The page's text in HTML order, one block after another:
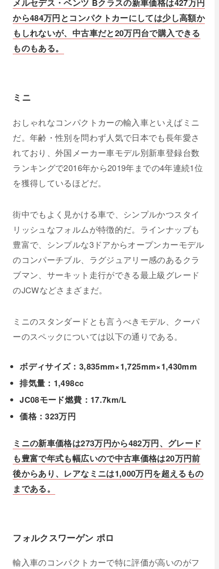
メルセデス・ベンツ Bクラスの新車価格は427万円
から484万円とコンパクトカーにしては少し高額か
もしれないが、中古車だと20万円台で購入できる
ものもある。
ミニ
おしゃれなコンパクトカーの輸入車といえばミニ
だ。年齢・性別を問わず人気で日本でも長年愛さ
れており、外国メーカー車モデル別新車登録台数
ランキングで2016年から2019年までの4年連続1位
を獲得しているほどだ。
街中でもよく見かける車で、シンプルかつスタイ
リッシュなフォルムが特徴的だ。ラインナップも
豊富で、シンプルな3ドアからオープンカーモデル
のコンパーチブル、ラグジュアリー感のあるクラ
ブマン、サーキット走行ができる最上級グレード
のJCWなどさまざまだ。
ミニのスタンダードとも言うべきモデル、クーパ
ーのスペックについては以下の通りである。
ボディサイズ：3,835mm×1,725mm×1,430mm
排気量：1,498cc
JC08モード燃費：17.7km/L
価格：323万円
ミニの新車価格は273万円から482万円、グレード
も豊富で年式も幅広いので中古車価格は20万円前
後からあり、レアなミニは1,000万円を超えるもの
まである。
フォルクスワーゲン ポロ
輸入車のコンパクトカーで特に評価が高いのがフ